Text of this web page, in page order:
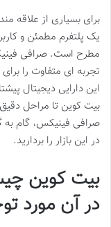
برای بسیاری از علاقه
یک پلتفرم مطمئن و
مطرح است. صرافی
تجربه ای متفاوت را
این دارایی دیجیتال
بیت کوین تا مراحل
صرافی فینیکس، گام
در این بازار را بردارید.
بیت کوین
در آن مورد